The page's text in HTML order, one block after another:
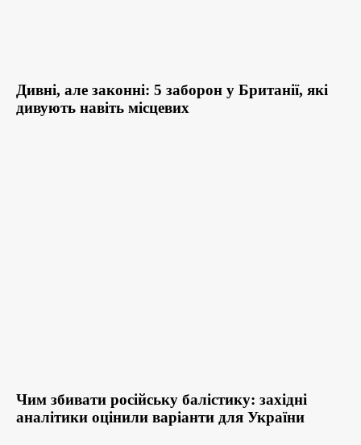
Дивні, але законні: 5 заборон у Британії, які
дивують навіть місцевих
Чим збивати російську балістику: західні
аналітики оцінили варіанти для України